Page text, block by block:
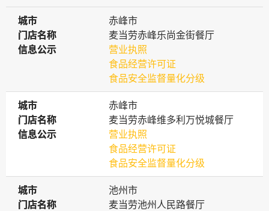
城市
城市
赤峰市
门店名称
门店名称
麦当劳赤峰乐尚金街餐厅
信息公示
信息公示
营业执照
食品经营许可证
食品安全监督量化分级
城市
城市
赤峰市
门店名称
门店名称
麦当劳赤峰维多利万悦城餐厅
信息公示
信息公示
营业执照
食品经营许可证
食品安全监督量化分级
城市
城市
池州市
门店名称
门店名称
麦当劳池州人民路餐厅